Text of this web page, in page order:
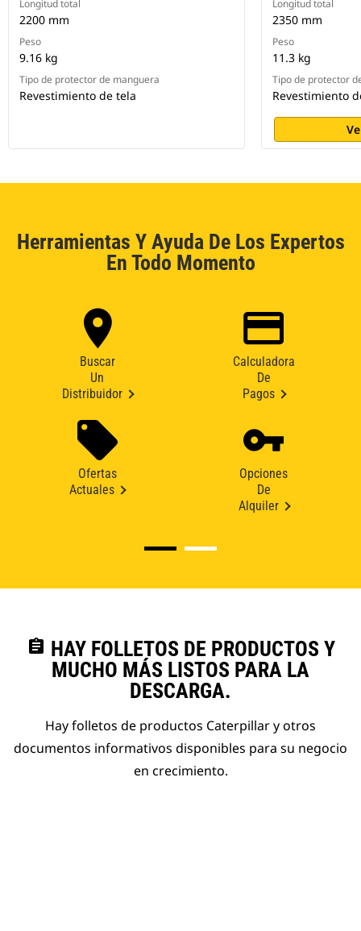
Longitud total
2200 mm
Peso
9.16 kg
Tipo de protector de manguera
Revestimiento de tela
Longitud total
2350 mm
Peso
11.3 kg
Tipo de protector
Revestimiento
Herramientas Y Ayuda De Los Expertos
En Todo Momento
Buscar
Un
Distribuidor
Calculadora
De
Pagos
Ofertas
Actuales
Opciones
De
Alquiler
assignment HAY FOLLETOS DE PRODUCTOS Y
MUCHO MÁS LISTOS PARA LA
DESCARGA.
Hay folletos de productos Caterpillar y otros
documentos informativos disponibles para su negocio
en crecimiento.